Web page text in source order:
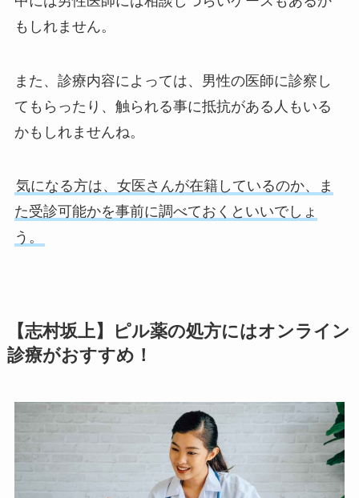
もしれません。
また、診療内容によっては、男性の医師に診察し
てもらったり、触られる事に抵抗がある人もいる
かもしれませんね。
気になる方は、女医さんが在籍しているのか、ま
た受診可能かを事前に調べておくといいでしょ
う。
【志村坂上】ピル薬の処方にはオンライン
診療がおすすめ！